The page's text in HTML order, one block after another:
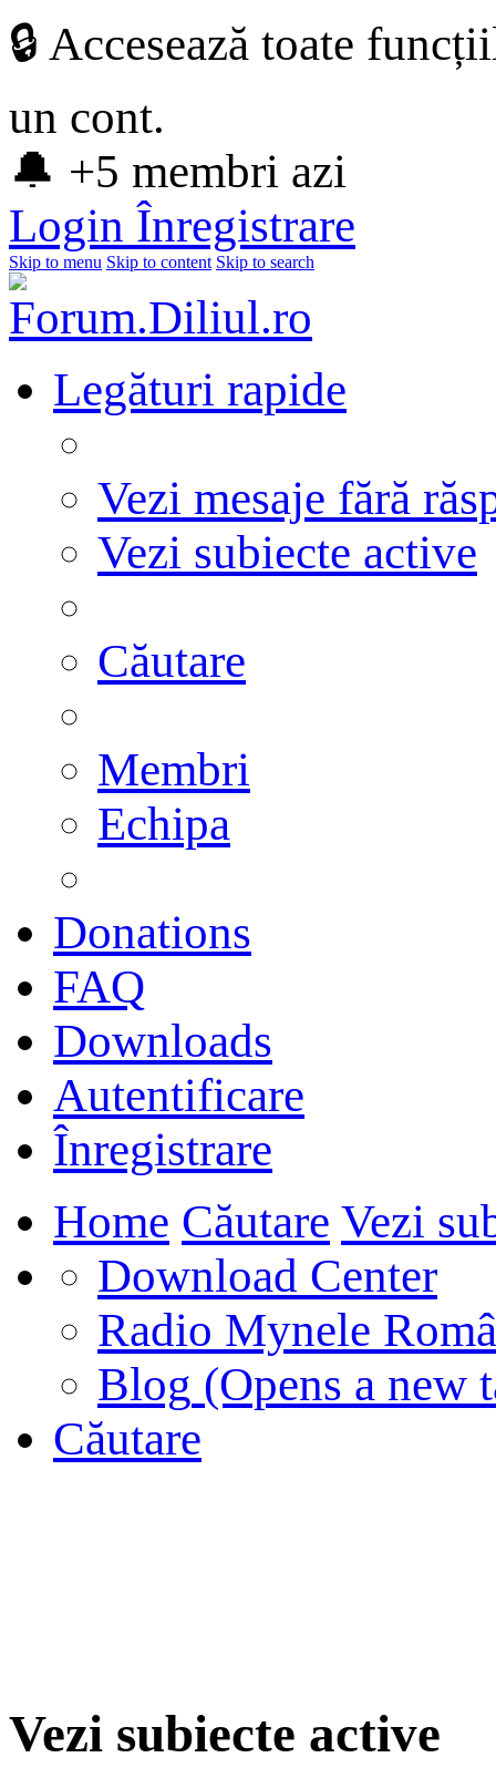
🔒 Accesează toate
un cont.
🔔 +5 membri azi
Login Înregistrare
Skip to menu Skip to content Skip to search
Legături rapide
Vezi mesaje fără
Vezi subiecte active
Căutare
Membri
Echipa
Donations
FAQ
Downloads
Autentificare
Înregistrare
Home Căutare Vezi
Download Center
Radio Mynele
Blog (Opens a new
Căutare
Vezi subiecte active